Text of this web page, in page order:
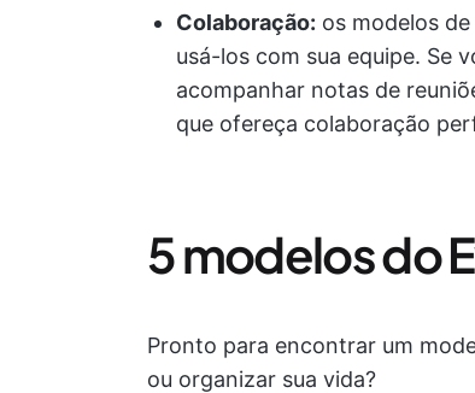
Colaboração: os modelos
usá-los com sua equipe. Se
acompanhar notas de
que ofereça colaboração
5 modelos do
Pronto para encontrar um
ou organizar sua vida?